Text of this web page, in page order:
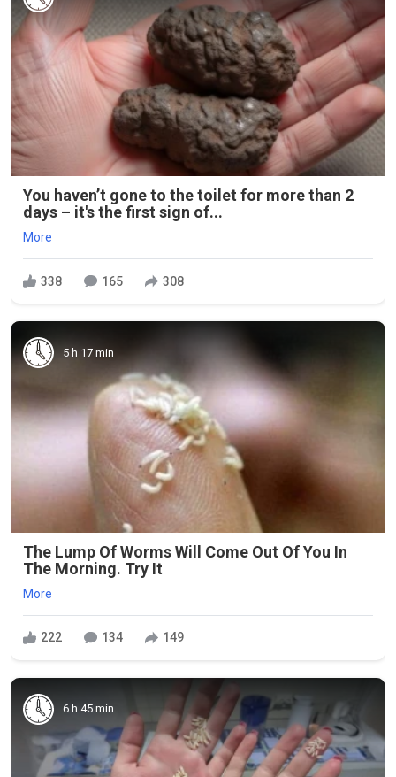
You haven’t gone to the toilet for more than 2
days – it's the first sign of...
More
338 165 308
5 h 17 min
The Lump Of Worms Will Come Out Of You In
The Morning. Try It
More
222 134 149
6 h 45 min